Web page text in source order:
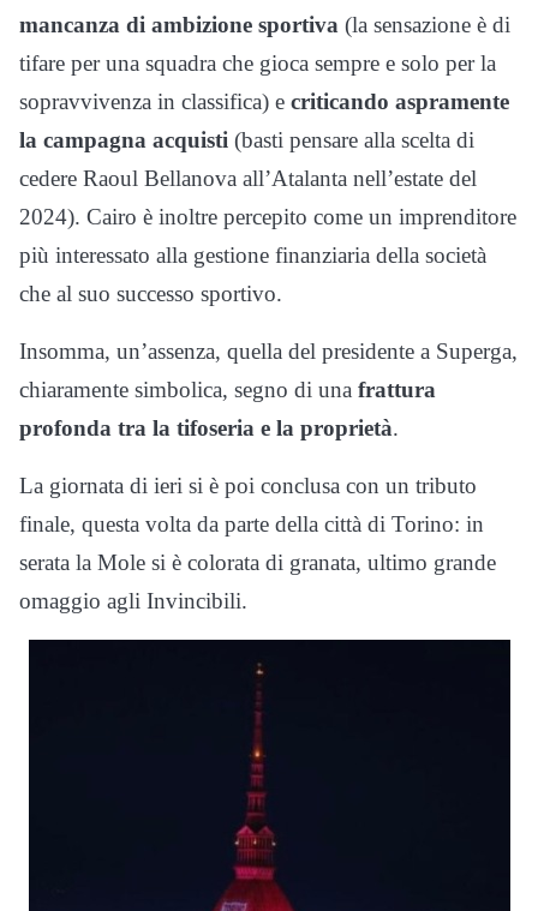
mancanza di ambizione sportiva (la sensazione è di
tifare per una squadra che gioca sempre e solo per la
sopravvivenza in classifica) e criticando aspramente
la campagna acquisti (basti pensare alla scelta di
cedere Raoul Bellanova all’Atalanta nell’estate del
2024). Cairo è inoltre percepito come un imprenditore
più interessato alla gestione finanziaria della società
che al suo successo sportivo.
Insomma, un’assenza, quella del presidente a Superga,
chiaramente simbolica, segno di una frattura
profonda tra la tifoseria e la proprietà.
La giornata di ieri si è poi conclusa con un tributo
finale, questa volta da parte della città di Torino: in
serata la Mole si è colorata di granata, ultimo grande
omaggio agli Invincibili.